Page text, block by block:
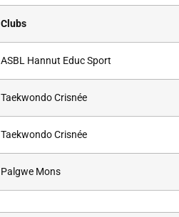
Clubs
ASBL Hannut Educ Sport
Taekwondo Crisnée
Taekwondo Crisnée
Palgwe Mons